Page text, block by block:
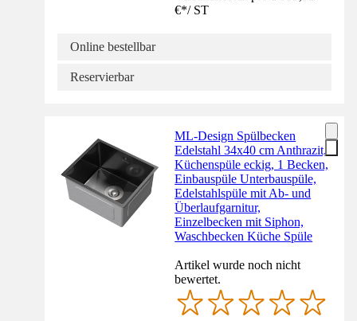
€*/ ST
Online bestellbar
Reservierbar
ML-Design Spülbecken
Edelstahl 34x40 cm Anthrazit,
Küchenspüle eckig, 1 Becken,
Einbauspüle Unterbauspüle,
Edelstahlspüle mit Ab- und
Überlaufgarnitur,
Einzelbecken mit Siphon,
Waschbecken Küche Spüle
Artikel wurde noch nicht
bewertet.